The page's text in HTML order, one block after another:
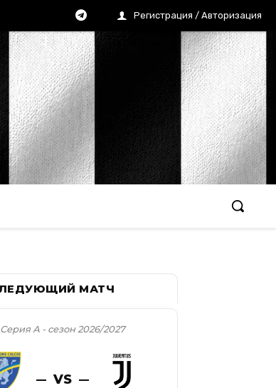
Регистрация / Авторизация
Серия А - сезон 2026/2027
VS